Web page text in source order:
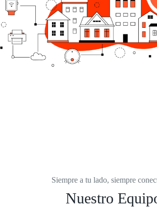
Siempre a tu lado, siempre
Nuestro